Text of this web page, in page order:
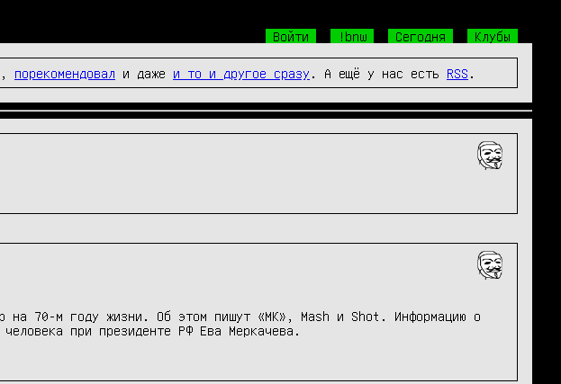
Войти !bnw Сегодня Клубы
порекомендовал и даже и то и другое сразу . А ещё у нас есть RSS
на 70-м году жизни. Об этом пишут «МК», Mash и Shot. Информацию о
при президенте РФ Ева Меркачева.